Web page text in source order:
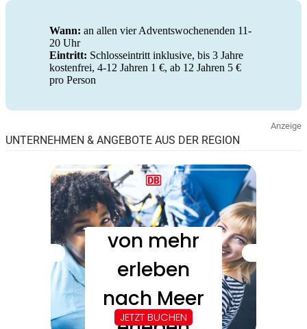
Wann: an allen vier Adventswochenenden 11-
20 Uhr
Eintritt: Schlosseintritt inklusive, bis 3 Jahre
kostenfrei, 4-12 Jahren 1 €, ab 12 Jahren 5 €
pro Person